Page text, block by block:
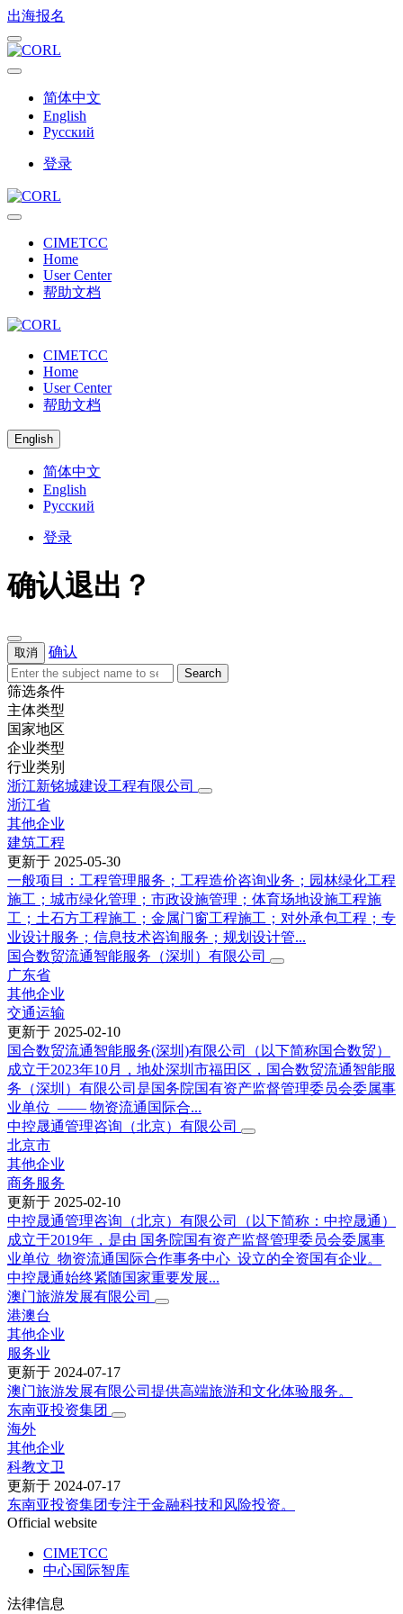
出海报名
简体中文
English
Русский
登录
CIMETCC
Home
User Center
帮助文档
CIMETCC
Home
User Center
帮助文档
English
简体中文
English
Русский
登录
确认退出？
取消 确认
Search
筛选条件
主体类型
国家地区
企业类型
行业类别
浙江新铭城建设工程有限公司
浙江省
其他企业
建筑工程
更新于 2025-05-30
一般项目：工程管理服务；工程造价咨询业务；园林绿化工程
施工；城市绿化管理；市政设施管理；体育场地设施工程施
工；土石方工程施工；金属门窗工程施工；对外承包工程；专
业设计服务；信息技术咨询服务；规划设计管...
国合数贸流通智能服务（深圳）有限公司
广东省
其他企业
交通运输
更新于 2025-02-10
国合数贸流通智能服务(深圳)有限公司（以下简称国合数贸）
成立于2023年10月，地处深圳市福田区，国合数贸流通智能服
务（深圳）有限公司是国务院国有资产监督管理委员会委属事
业单位 —— 物资流通国际合...
中控晟通管理咨询（北京）有限公司
北京市
其他企业
商务服务
更新于 2025-02-10
中控晟通管理咨询（北京）有限公司（以下简称：中控晟通）
成立于2019年，是由 国务院国有资产监督管理委员会委属事
业单位 物资流通国际合作事务中心 设立的全资国有企业。
中控晟通始终紧随国家重要发展...
澳门旅游发展有限公司
港澳台
其他企业
服务业
更新于 2024-07-17
澳门旅游发展有限公司提供高端旅游和文化体验服务。
东南亚投资集团
海外
其他企业
科教文卫
更新于 2024-07-17
东南亚投资集团专注于金融科技和风险投资。
Official website
CIMETCC
中心国际智库
法律信息